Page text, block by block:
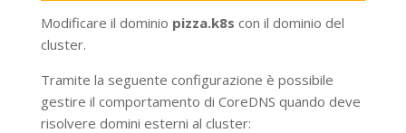
Modificare il dominio pizza.k8s con il dominio del
cluster.
Tramite la seguente configurazione è possibile
gestire il comportamento di CoreDNS quando deve
risolvere domini esterni al cluster: